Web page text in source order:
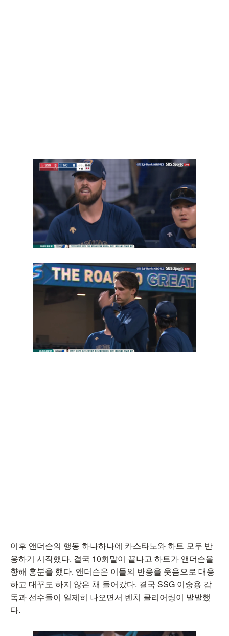
이후 앤더슨의 행동 하나하나에 카스타노와 하트 모두 반
응하기 시작했다. 결국 10회말이 끝나고 하트가 앤더슨을
향해 흥분을 했다. 앤더슨은 이들의 반응을 웃음으로 대응
하고 대꾸도 하지 않은 채 들어갔다. 결국 SSG 이숭용 감
독과 선수들이 일제히 나오면서 벤치 클리어링이 발발했
다.